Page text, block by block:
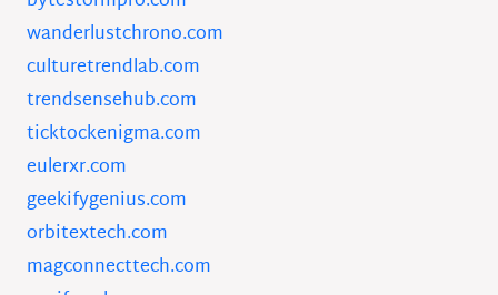
wanderlustchrono.com
culturetrendlab.com
trendsensehub.com
ticktockenigma.com
eulerxr.com
geekifygenius.com
orbitextech.com
magconnecttech.com